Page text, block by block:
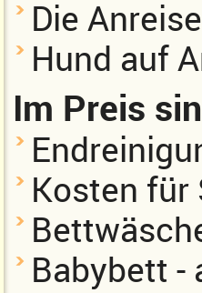
Die
Hund auf
Im Preis
Kosten für
Babybett -